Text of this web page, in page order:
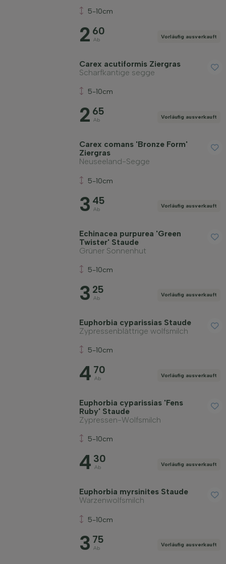
5-10cm
2 60
Ab
Vorläufig ausverkauft
Carex acutiformis Ziergras
Scharfkantige segge
5-10cm
2 65
Ab
Vorläufig ausverkauft
Carex comans 'Bronze Form'
Ziergras
Neuseeland-Segge
5-10cm
3 45
Ab
Vorläufig ausverkauft
Echinacea purpurea 'Green
Twister' Staude
Grüner Sonnenhut
5-10cm
3 25
Ab
Vorläufig ausverkauft
Euphorbia cyparissias Staude
Zypressenblättrige wolfsmilch
5-10cm
4 70
Ab
Vorläufig ausverkauft
Euphorbia cyparissias 'Fens
Ruby' Staude
Zypressen-Wolfsmilch
5-10cm
4 30
Ab
Vorläufig ausverkauft
Euphorbia myrsinites Staude
Warzenwolfsmilch
5-10cm
3 75
Ab
Vorläufig ausverkauft